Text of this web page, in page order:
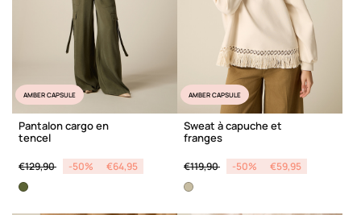
AMBER CAPSULE
Pantalon cargo en
tencel
Price reduced from
€129,90 to -50% €64,95
AMBER CAPSULE
Sweat à capuche et
franges
Price reduced from
€119,90 to -50% €59,95